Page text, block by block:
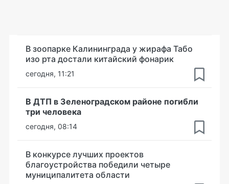
В зоопарке Калининграда у жирафа Табо
изо рта достали китайский фонарик
сегодня, 11:21
В ДТП в Зеленоградском районе погибли
три человека
сегодня, 08:14
В конкурсе лучших проектов
благоустройства победили четыре
муниципалитета области